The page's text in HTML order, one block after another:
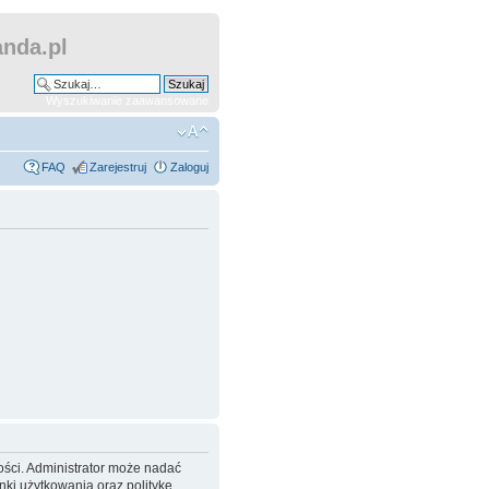
FAQ Zarejestruj Zaloguj
Administrator może nadać
użytkowania oraz politykę